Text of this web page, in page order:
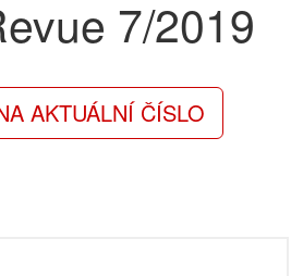
7/2019
AKTUÁLNÍ ČÍSLO